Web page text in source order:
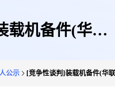
载机备件(华联
公示 [竞争性谈判]装载机备件(华